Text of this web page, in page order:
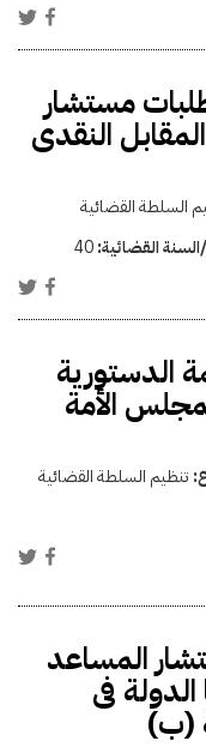
مستشار
النقدى
السلطة القضائية
القضائية:40
الدستورية
الأمة
تنظيم السلطة القضائية
المساعد
فى
(ب)